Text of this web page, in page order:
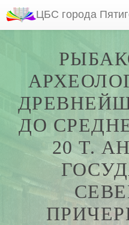
ЦБС города
ДО
20 Т.